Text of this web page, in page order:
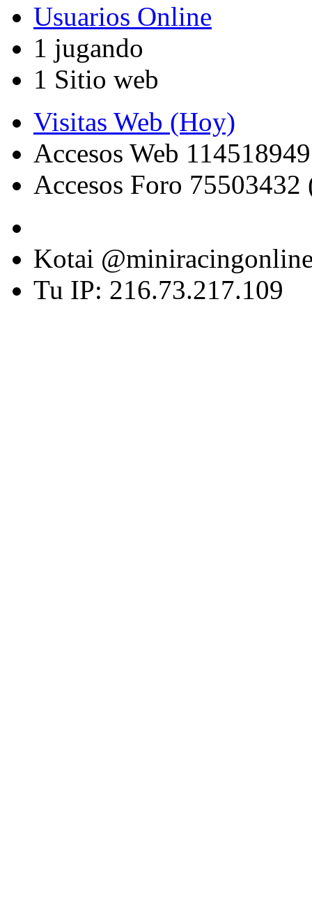
Usuarios Online
1 jugando
1 Sitio web
Visitas Web (Hoy)
Accesos Web
Accesos Foro 75503432
Kotai
Tu IP: 216.73.217.109